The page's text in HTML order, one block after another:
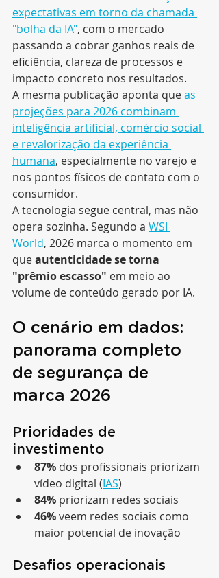
expectativas em torno da chamada
"bolha da IA", com o mercado
passando a cobrar ganhos reais de
eficiência, clareza de processos e
impacto concreto nos resultados.
A mesma publicação aponta que as
projeções para 2026 combinam
inteligência artificial, comércio social
e revalorização da experiência
humana, especialmente no varejo e
nos pontos físicos de contato com o
consumidor.
A tecnologia segue central, mas não
opera sozinha. Segundo a WSI
World, 2026 marca o momento em
que autenticidade se torna
"prêmio escasso" em meio ao
volume de conteúdo gerado por IA.
O cenário em dados:
panorama completo
de segurança de
marca 2026
Prioridades de
investimento
87% dos profissionais priorizam
vídeo digital (IAS)
84% priorizam redes sociais
46% veem redes sociais como
maior potencial de inovação
Desafios operacionais